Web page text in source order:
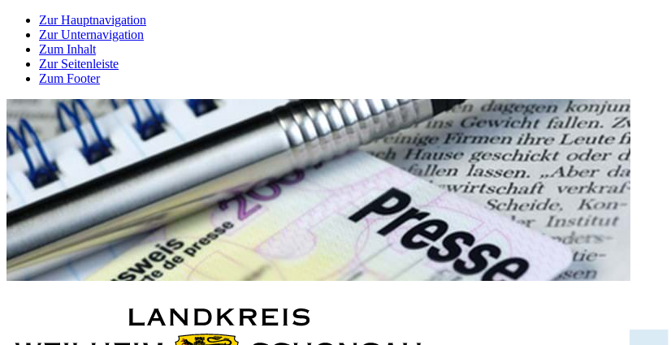
Zur Hauptnavigation
Zur Unternavigation
Zum Inhalt
Zur Seitenleiste
Zum Footer